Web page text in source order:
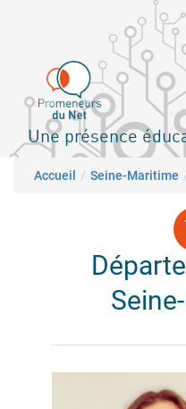
principal
Une présence
Fil d'Ariane
Accueil Seine-Maritime